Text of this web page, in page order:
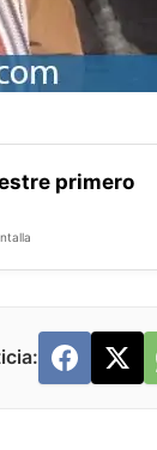
primero